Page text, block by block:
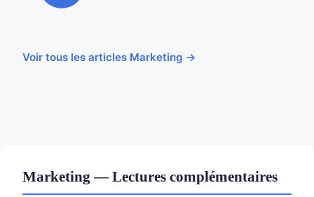
Voir tous les articles Marketing →
Marketing — Lectures complémentaires